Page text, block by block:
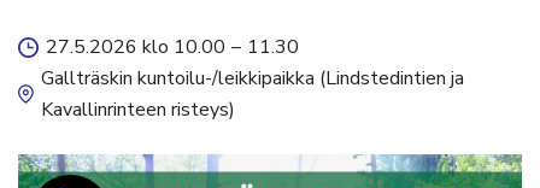
27.5.2026 klo 10.00 – 11.30
Gallträskin kuntoilu-/leikkipaikka (Lindstedintien ja
Kavallinrinteen risteys)